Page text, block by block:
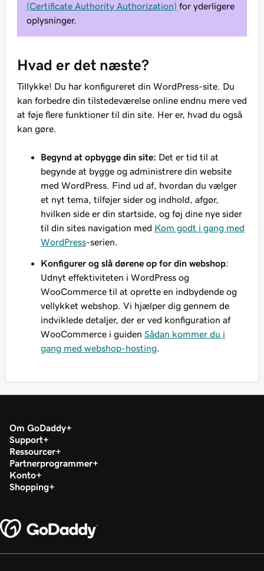
(Certificate Authority Authorization) for yderligere
oplysninger.
Hvad er det næste?
Tillykke! Du har konfigureret din WordPress-site. Du
kan forbedre din tilstedeværelse online endnu mere ved
at føje flere funktioner til din site. Her er, hvad du også
kan gøre.
Begynd at opbygge din site: Det er tid til at
begynde at bygge og administrere din website
med WordPress. Find ud af, hvordan du vælger
et nyt tema, tilføjer sider og indhold, afgør,
hvilken side er din startside, og føj dine nye sider
til din sites navigation med Kom godt i gang med
WordPress-serien.
Konfigurer og slå dørene op for din webshop:
Udnyt effektiviteten i WordPress og
WooCommerce til at oprette en indbydende og
vellykket webshop. Vi hjælper dig gennem de
indviklede detaljer, der er ved konfiguration af
WooCommerce i guiden Sådan kommer du i
gang med webshop-hosting
Om GoDaddy
Support
Ressourcer
Partnerprogrammer
Konto
Shopping